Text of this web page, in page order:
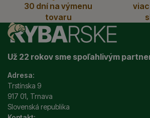
30 dní na výmenu
tovaru
Už 22 rokov sme spoľahlivým
Adresa:
Trstínska 9
917 01, Trnava
Slovenská republika